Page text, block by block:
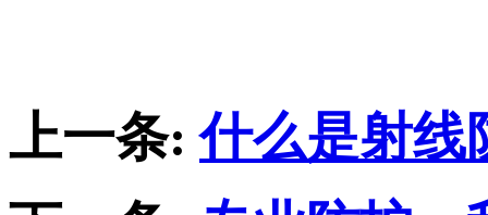
上一条:什么是射线